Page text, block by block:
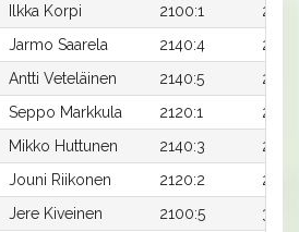
Ilkka Korpi 2100:1
29,2
Jarmo Saarela 2140:4
27,6
Antti Veteläinen 2140:5
27,6
Seppo Markkula 2120:1
Mikko Huttunen 2140:3
27,8
Jouni Riikonen 2120:2
28,9x
Jere Kiveinen 2100:5
30,9